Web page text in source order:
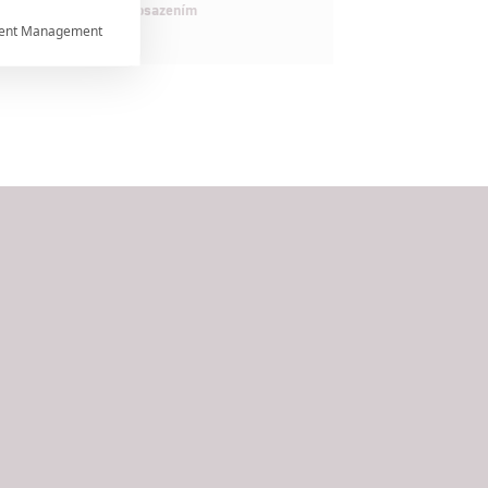
maximálně nabitým obsazením

Management